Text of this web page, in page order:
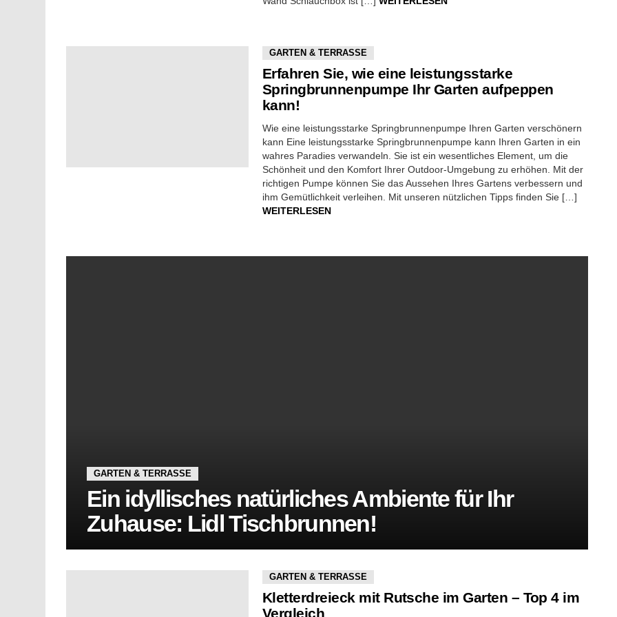
GARTEN & TERRASSE
Erfahren Sie, wie eine leistungsstarke
Springbrunnenpumpe Ihr Garten aufpeppen
kann!
Wie eine leistungsstarke Springbrunnenpumpe Ihren Garten verschönern
kann Eine leistungsstarke Springbrunnenpumpe kann Ihren Garten in ein
wahres Paradies verwandeln. Sie ist ein wesentliches Element, um die
Schönheit und den Komfort Ihrer Outdoor-Umgebung zu erhöhen. Mit der
richtigen Pumpe können Sie das Aussehen Ihres Gartens verbessern und
ihm Gemütlichkeit verleihen. Mit unseren nützlichen Tipps finden Sie […]
WEITERLESEN
GARTEN & TERRASSE
Ein idyllisches natürliches Ambiente für Ihr
Zuhause: Lidl Tischbrunnen!
GARTEN & TERRASSE
Kletterdreieck mit Rutsche im Garten – Top 4 im
Vergleich